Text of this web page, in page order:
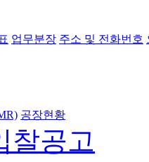
업무분장 주소 및 전화번호
공장현황
찰공고